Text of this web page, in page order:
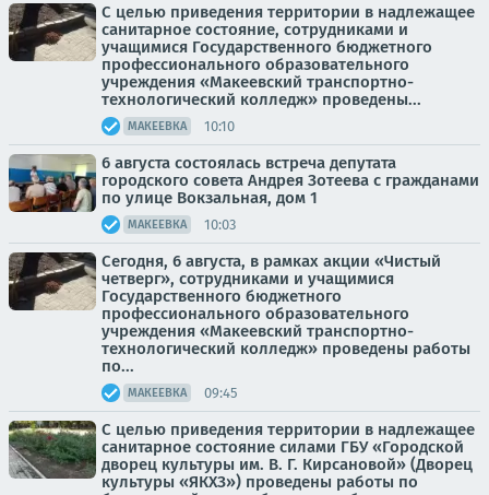
С целью приведения территории в надлежащее
санитарное состояние, сотрудниками и
учащимися Государственного бюджетного
профессионального образовательного
учреждения «Макеевский транспортно-
технологический колледж» проведены...
МАКЕЕВКА 10:10
6 августа состоялась встреча депутата
городского совета Андрея Зотеева с гражданами
по улице Вокзальная, дом 1
МАКЕЕВКА 10:03
Сегодня, 6 августа, в рамках акции «Чистый
четверг», сотрудниками и учащимися
Государственного бюджетного
профессионального образовательного
учреждения «Макеевский транспортно-
технологический колледж» проведены работы
по...
МАКЕЕВКА 09:45
С целью приведения территории в надлежащее
санитарное состояние силами ГБУ «Городской
дворец культуры им. В. Г. Кирсановой» (Дворец
культуры «ЯКХЗ») проведены работы по